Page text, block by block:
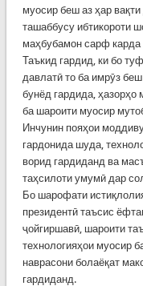
муосир беш аз ҳар
ташаббусу ибтикороти
маҳбубамон сарф карда
Таъкид гардид, ки бо
давлатӣ то ба имрӯз
бунёд гардида, ҳазорҳо
ба шароити муосир
Инчунин пояҳои
гардонида шуда,
ворид гардиданд ва
таҳсилоти умумӣ дар
Бо шарофати
президентӣ таъсис
ҷойгиршавӣ, шароити
технологияҳои муосир
наврасони болаёқат
гардиданд.